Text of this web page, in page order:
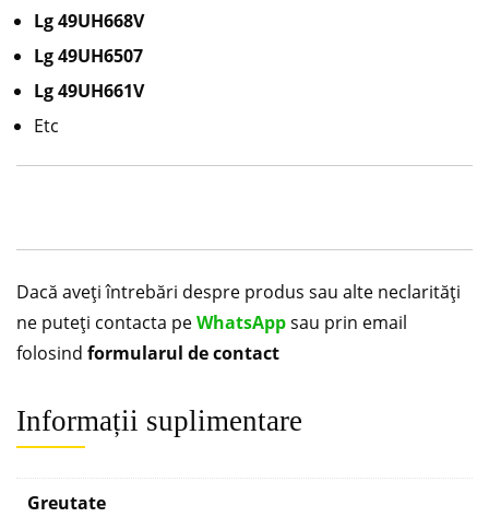
Lg 49UH668V
Lg 49UH6507
Lg 49UH661V
Etc
Dacă aveți întrebări despre produs sau alte neclarități
ne puteți contacta peWhatsAppsau prin email
folosind formularul de contact
Informații suplimentare
Greutate